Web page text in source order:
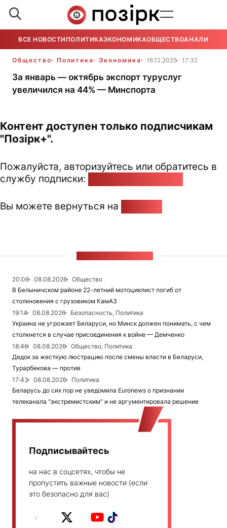
ВСЕ НОВОСТИ ПОЛИТИКАЭКОНОМИКАОБЩЕСТВОАНАЛИТИКА
Общество Политика Экономика 16.12.2025 17:32
За январь — октябрь экспорт туруслуг
увеличился на 44% — Минспорта
Контент доступен только подписчикам
"Позірк+".
Пожалуйста, авторизуйтесь или обратитесь в
службу подписки:
Вы можете вернуться на
20:06 08.08.2026
Общество
В Белыничском районе 22-летний мотоциклист погиб от
столкновения с грузовиком КамАЗ
19:14
08.08.2026
Безопасность, Политика
Украина не угрожает Беларуси, но Минск должен понимать, с чем
столкнется в случае присоединения к войне — Демченко
18:46
08.08.2026
Общество, Политика
Дедок за жесткую люстрацию после смены власти в Беларуси,
Турарбекова — против
17:43
08.08.2026
Политика
Беларусь до сих пор не уведомила Euronews о признании
телеканала "экстремистским" и не аргументировала решение
Подписывайтесь
на нас в соцсетях, чтобы не
пропустить важные новости (если
это безопасно для вас)